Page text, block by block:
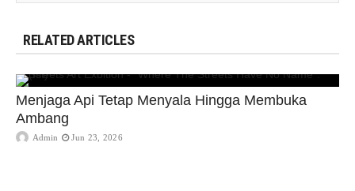
RELATED ARTICLES
Menjaga Api Tetap Menyala Hingga Membuka
Ambang
Admin Jun 23, 2026